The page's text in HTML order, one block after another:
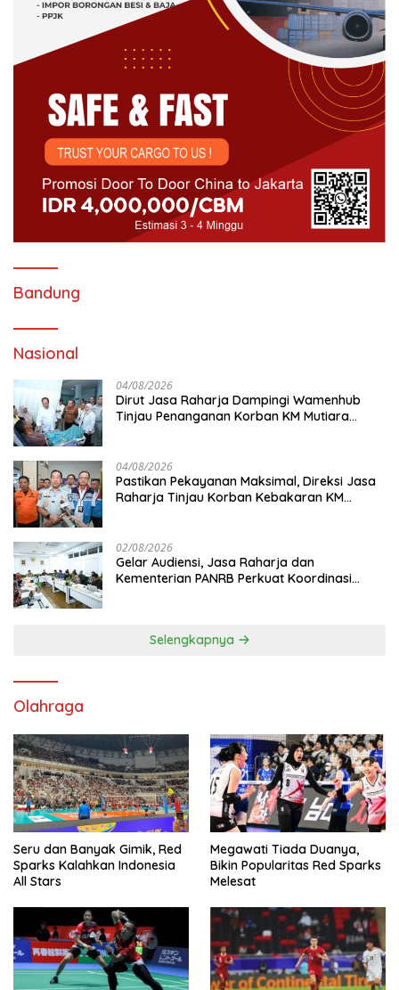
Bandung
Nasional
04/08/2026
Dirut Jasa Raharja Dampingi Wamenhub
Tinjau Penanganan Korban KM Mutiara
04/08/2026
Pastikan Pekayanan Maksimal, Direksi Jasa
Raharja Tinjau Korban Kebakaran KM
02/08/2026
Gelar Audiensi, Jasa Raharja dan
Kementerian PANRB Perkuat Koordinasi
Selengkapnya
Olahraga
Seru dan Banyak Gimik, Red
Sparks Kalahkan Indonesia
All Stars
Megawati Tiada Duanya,
Bikin Popularitas Red Sparks
Melesat